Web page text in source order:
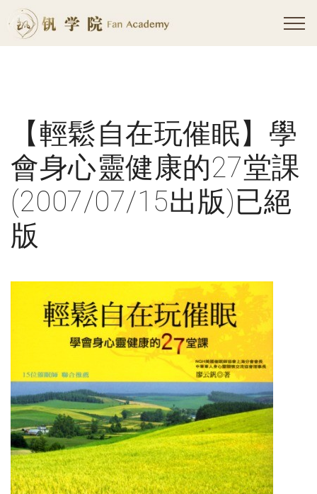
【輕鬆自在玩催眠】學
會身心靈健康的27堂課
(2007/07/15出版)已絕
版